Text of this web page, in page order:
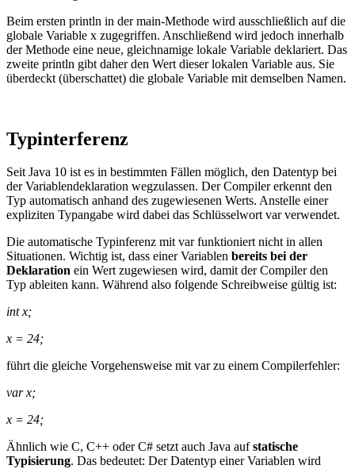
Beim ersten println in der main-Methode wird ausschließlich auf die
globale Variable x zugegriffen. Anschließend wird jedoch innerhalb
der Methode eine neue, gleichnamige lokale Variable deklariert. Das
zweite println gibt daher den Wert dieser lokalen Variable aus. Sie
überdeckt (überschattet) die globale Variable mit demselben Namen.
Typinterferenz
Seit Java 10 ist es in bestimmten Fällen möglich, den Datentyp bei
der Variablendeklaration wegzulassen. Der Compiler erkennt den
Typ automatisch anhand des zugewiesenen Werts. Anstelle einer
expliziten Typangabe wird dabei das Schlüsselwort var verwendet.
Die automatische Typinferenz mit var funktioniert nicht in allen
Situationen. Wichtig ist, dass einer Variablen bereits bei der
Deklaration ein Wert zugewiesen wird, damit der Compiler den
Typ ableiten kann. Während also folgende Schreibweise gültig ist:
int x;
x = 24;
führt die gleiche Vorgehensweise mit var zu einem Compilerfehler:
var x;
x = 24;
Ähnlich wie C, C++ oder C# setzt auch Java aufstatische
Typisierung. Das bedeutet: Der Datentyp einer Variablen wird